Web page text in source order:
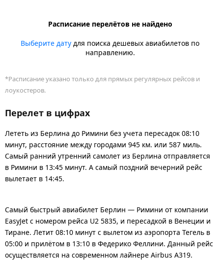
Расписание перелётов не найдено
Выберите дату для поиска дешевых авиабилетов по
направлению.
*Расписание указано только для прямых регулярных рейсов и
лоукостеров.
Перелет в цифрах
Лететь из Берлина до Римини без учета пересадок 08:10
минут, расстояние между городами 945 км. или 587 миль.
Самый ранний утренний самолет из Берлина отправляется
в Римини в 13:45 минут. А самый поздний вечерний рейс
вылетает в 14:45.
Самый быстрый авиабилет Берлин — Римини от компании
EasyJet с номером рейса U2 5835, и пересадкой в Венеции и
Тиране. Летит 08:10 минут с вылетом из аэропорта Тегель в
05:00 и прилётом в 13:10 в Федерико Феллини. Данный рейс
осуществляется на современном лайнере Airbus A319.